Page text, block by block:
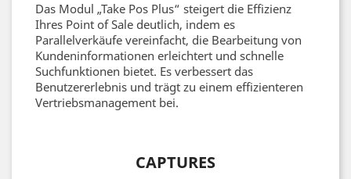
Das Modul „Take Pos Plus“ steigert die Effizienz
Ihres Point of Sale deutlich, indem es
Parallelverkäufe vereinfacht, die Bearbeitung von
Kundeninformationen erleichtert und schnelle
Suchfunktionen bietet. Es verbessert das
Benutzererlebnis und trägt zu einem effizienteren
Vertriebsmanagement bei.
CAPTURES